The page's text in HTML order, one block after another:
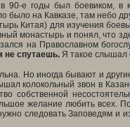
90-е годы был боевиком,
было на Кавказе, там небо
Китая) для изучения
монастырь и понял, что
на Православном
не спутаешь.Я такое слышал
Но иногда бывают и
колокольный звон в
собственной
желание любить всех.
следовать Заповедям